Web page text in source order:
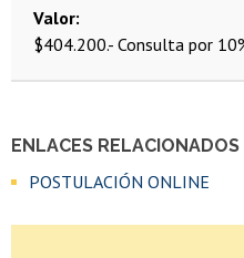
ENLACES RELACIONADOS
POSTULACIÓN ONLINE
Valor
$404.200.- Consulta por